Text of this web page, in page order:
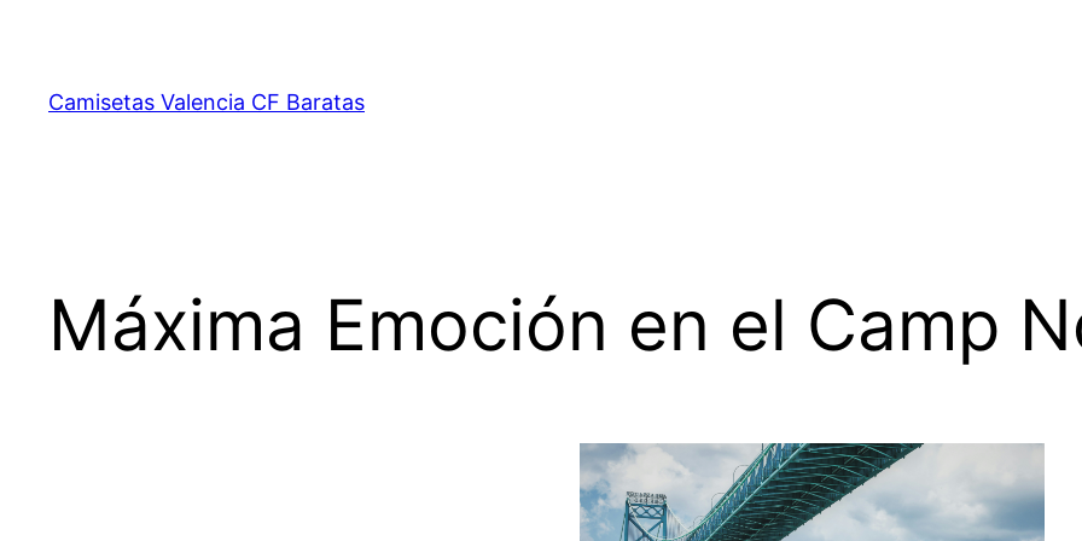
contenido
Camisetas Valencia CF Baratas
Máxima Emoción en el Camp